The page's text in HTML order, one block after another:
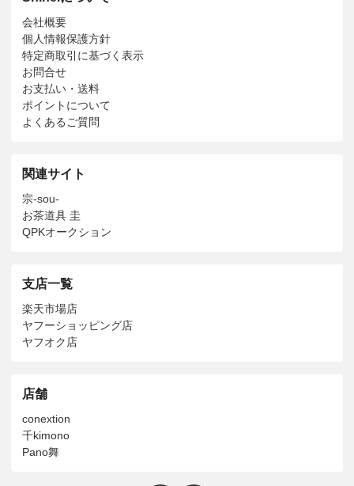
会社概要
個人情報保護方針
特定商取引に基づく表示
お問合せ
お支払い・送料
ポイントについて
よくあるご質問
関連サイト
宗-sou-
お茶道具 圭
QPKオークション
支店一覧
楽天市場店
ヤフーショッピング店
ヤフオク店
店舗
conextion
千kimono
Pano舞